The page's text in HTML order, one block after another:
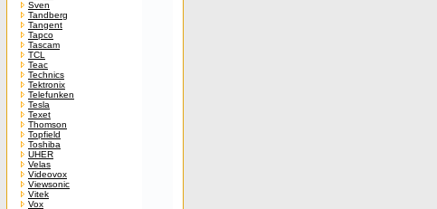
Sven
Tandberg
Tangent
Tapco
Tascam
TCL
Teac
Technics
Tektronix
Telefunken
Tesla
Texet
Thomson
Topfield
Toshiba
UHER
Velas
Videovox
Viewsonic
Vitek
Vox